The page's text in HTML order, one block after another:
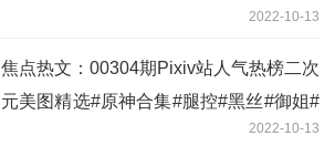
2022-10-13
焦点热文：00304期Pixiv站人气热榜二次
元美图精选#原神合集#腿控#黑丝#御姐#
2022-10-13